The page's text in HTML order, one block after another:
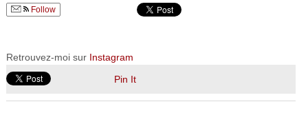
Follow
Retrouvez-moi sur Instagram
Pin It